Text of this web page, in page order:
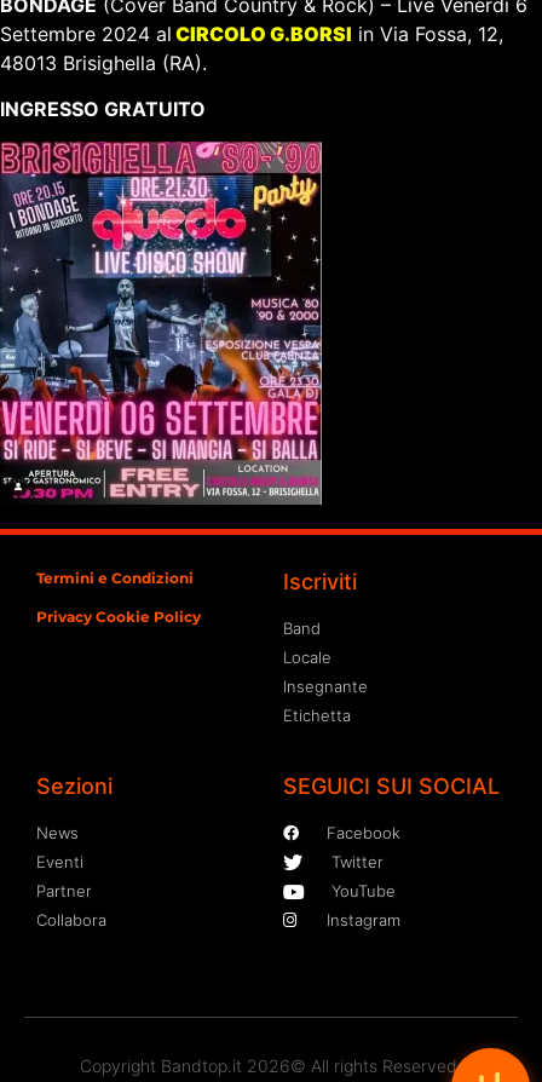
BONDAGE (Cover Band Country & Rock) – Live Venerdi 6
Settembre 2024 al CIRCOLO G.BORSI in Via Fossa, 12,
48013 Brisighella (RA).
INGRESSO GRATUITO
Termini e Condizioni
Privacy Cookie Policy
Iscriviti
Band
Locale
Insegnante
Etichetta
Sezioni
News
Eventi
Partner
Collabora
SEGUICI SUI SOCIAL
Facebook
Twitter
YouTube
Instagram
Copyright Bandtop.it 2026© All rights Reserved.